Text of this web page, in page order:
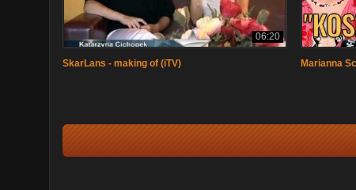
06:20
SkarLans - making of (iTV) Marianna